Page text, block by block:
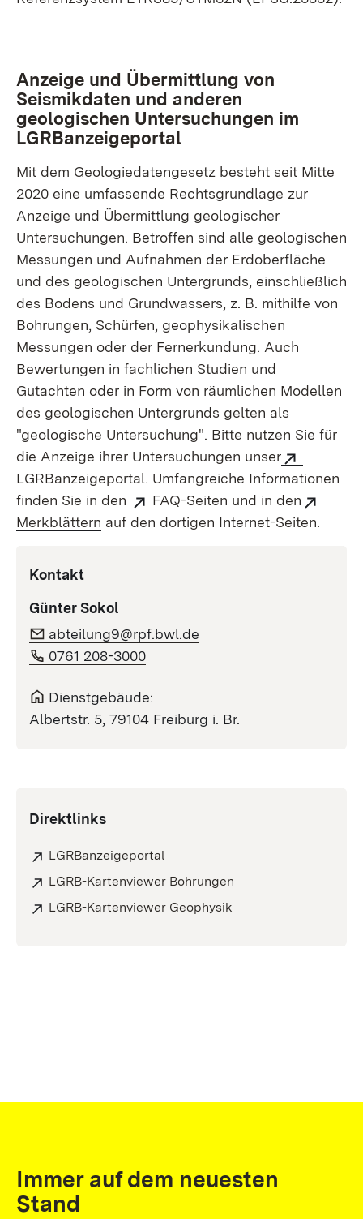
Kontakt
Günter Sokol
abteilung9@rpf.bwl.de
0761 208-3000
Dienstgebäude:
Albertstr. 5, 79104 Freiburg i. Br.
Direktlinks
LGRBanzeigeportal
LGRB-Kartenviewer Bohrungen
LGRB-Kartenviewer Geophysik
Anzeige und Übermittlung von
Seismikdaten und anderen
geologischen Untersuchungen im
LGRBanzeigeportal
Mit dem Geologiedatengesetz besteht seit Mitte
2020 eine umfassende Rechtsgrundlage zur
Anzeige und Übermittlung geologischer
Untersuchungen. Betroffen sind alle geologischen
Messungen und Aufnahmen der Erdoberfläche
und des geologischen Untergrunds, einschließlich
des Bodens und Grundwassers, z. B. mithilfe von
Bohrungen, Schürfen, geo­physi­kalischen
Messungen oder der Fernerkundung. Auch
Bewertungen in fachlichen Studien und
Gutachten oder in Form von räumlichen Modellen
des geologischen Untergrunds gelten als
"geologische Untersuchung". Bitte nutzen Sie für
die Anzeige ihrer Untersuchungen unser
LGRBanzeigeportal. Umfangreiche Informationen
finden Sie in den
FAQ-Seiten und in den
Merkblättern auf den dortigen Internet-Seiten.
Immer auf dem neuesten
Stand